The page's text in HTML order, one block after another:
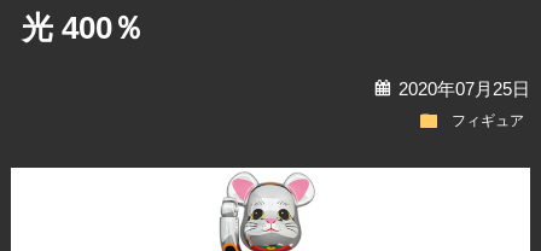
光 400％
calendar2020年07月25日
folder フィギュア